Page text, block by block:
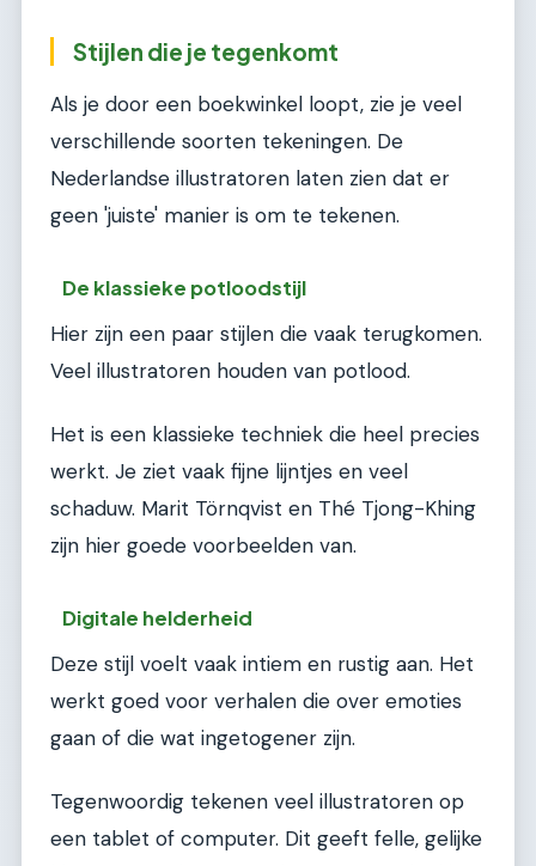
Stijlen die je tegenkomt
Als je door een boekwinkel loopt, zie je veel
verschillende soorten tekeningen. De
Nederlandse illustratoren laten zien dat er
geen 'juiste' manier is om te tekenen.
De klassieke potloodstijl
Hier zijn een paar stijlen die vaak terugkomen.
Veel illustratoren houden van potlood.
Het is een klassieke techniek die heel precies
werkt. Je ziet vaak fijne lijntjes en veel
schaduw. Marit Törnqvist en Thé Tjong-Khing
zijn hier goede voorbeelden van.
Digitale helderheid
Deze stijl voelt vaak intiem en rustig aan. Het
werkt goed voor verhalen die over emoties
gaan of die wat ingetogener zijn.
Tegenwoordig tekenen veel illustratoren op
een tablet of computer. Dit geeft felle, gelijke